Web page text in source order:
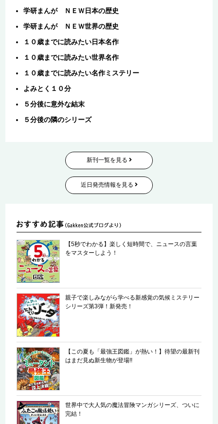
学研まんが ＮＥＷ日本の歴史
学研まんが ＮＥＷ世界の歴史
１０歳までに読みたい日本名作
１０歳までに読みたい世界名作
１０歳までに読みたい名作ミステリー
よみとく１０分
５分後に意外な結末
５分後の隣のシリーズ
新刊一覧を見る
近日発売情報を見る
【5秒でわかる】楽しく短時間で、ニュースの言葉
をマスターしよう！
親子で楽しみながら学べる新感覚の気候ミステリー
シリーズ第3弾！新発売！
【この夏も「最強王図鑑」が熱い！】待望の最新刊
はまだ見ぬ新生物が登場!!
世界中で大人気の魔法冒険マンガシリーズ、ついに
完結！